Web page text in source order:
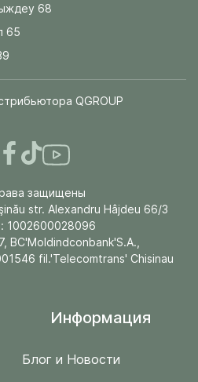
68
65
QGROUP
защищены
str. Alexandru Hâjdeu 66/3
1002600028096
BC'Moldindconbank'S.A.,
fil.'Telecomtrans' Chisinau
Информация
Блог и Новости